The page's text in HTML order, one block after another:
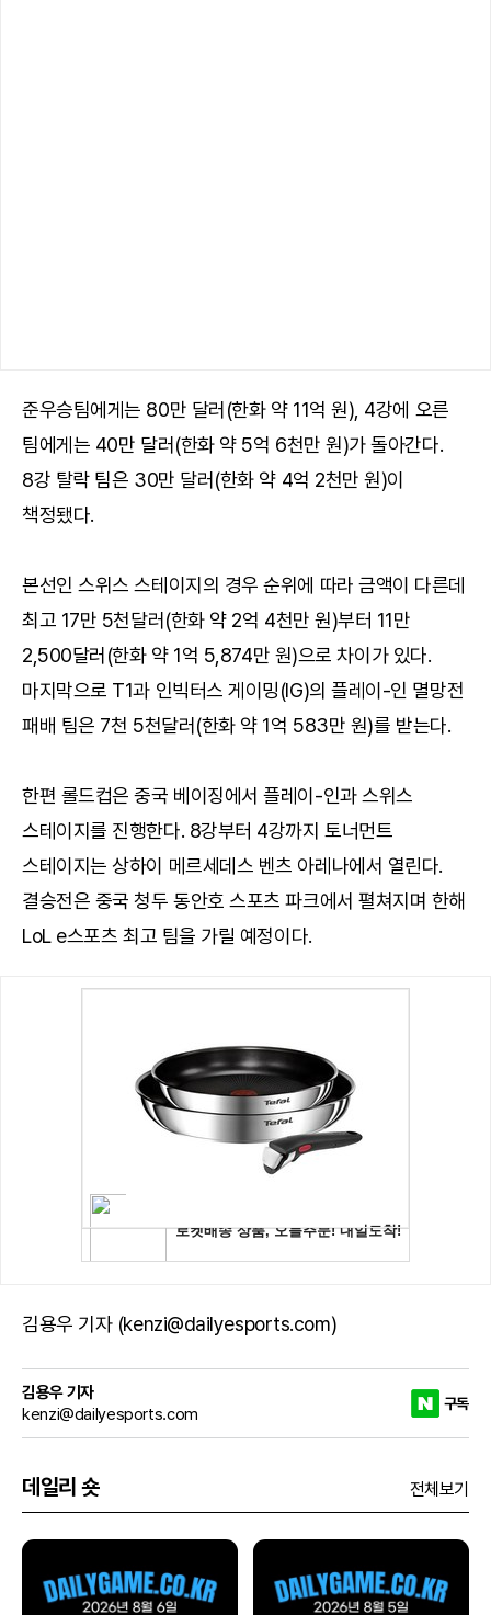
준우승팀에게는 80만 달러(한화 약 11억 원), 4강에 오른
팀에게는 40만 달러(한화 약 5억 6천만 원)가 돌아간다.
8강 탈락 팀은 30만 달러(한화 약 4억 2천만 원)이
책정됐다.
본선인 스위스 스테이지의 경우 순위에 따라 금액이 다른데
최고 17만 5천달러(한화 약 2억 4천만 원)부터 11만
2,500달러(한화 약 1억 5,874만 원)으로 차이가 있다.
마지막으로 T1과 인빅터스 게이밍(IG)의 플레이-인 멸망전
패배 팀은 7천 5천달러(한화 약 1억 583만 원)를 받는다.
한편 롤드컵은 중국 베이징에서 플레이-인과 스위스
스테이지를 진행한다. 8강부터 4강까지 토너먼트
스테이지는 상하이 메르세데스 벤츠 아레나에서 열린다.
결승전은 중국 청두 동안호 스포츠 파크에서 펼쳐지며 한해
LoL e스포츠 최고 팀을 가릴 예정이다.
김용우 기자 (kenzi@dailyesports.com)
김용우 기자
kenzi@dailyesports.com
구독
데일리 숏 전체보기